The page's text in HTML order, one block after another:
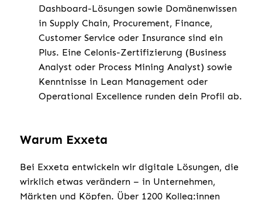
Dashboard-Lösungen sowie Domänenwissen
in Supply Chain, Procurement, Finance,
Customer Service oder Insurance sind ein
Plus. Eine Celonis-Zertifizierung (Business
Analyst oder Process Mining Analyst) sowie
Kenntnisse in Lean Management oder
Operational Excellence runden dein Profil ab.
Warum Exxeta
Bei Exxeta entwickeln wir digitale Lösungen, die
wirklich etwas verändern – in Unternehmen,
Märkten und Köpfen. Über 1200 Kolleg:innen